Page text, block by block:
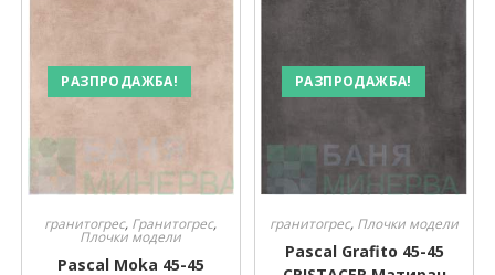
РАЗПРОДАЖБА!
гранитогрес, Гранитогрес,
Плочки модели
Pascal Moka 45-45
РАЗПРОДАЖБА!
гранитогрес, Плочки модели
Pascal Grafito 45-45